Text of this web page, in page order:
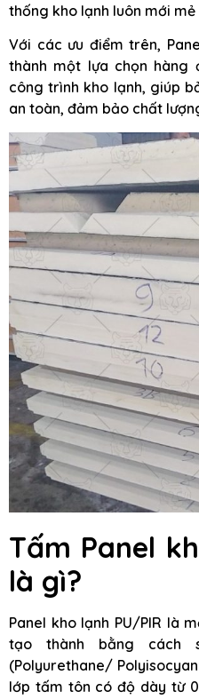
thống kho lạnh luôn mới
Với các ưu điểm trên,
thành một lựa chọn hàng
công trình kho lạnh, giúp
an toàn, đảm bảo chất
Tấm Panel
là gì?
Panel kho lạnh PU/PIR là
tạo thành bằng cách
(Polyurethane/
lớp tấm tôn có độ dày từ